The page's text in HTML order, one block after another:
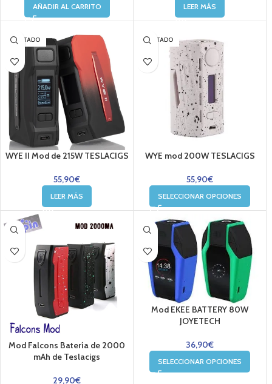
AÑADIR AL CARRITO LEER MÁS
AGOTADO
WYE II Mod de 215W TESLACIGS
55,90€
LEER MÁS
AGOTADO
WYE mod 200W TESLACIGS
55,90€
SELECCIONAR OPCIONES
Mod Falcons Batería de 2000
mAh de Teslacigs
29,90€
Mod EKEE BATTERY 80W
JOYETECH
36,90€
SELECCIONAR OPCIONES